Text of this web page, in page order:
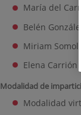
María del
Belén
Miriam
Elena Carrión
Modalidad de
Modalidad